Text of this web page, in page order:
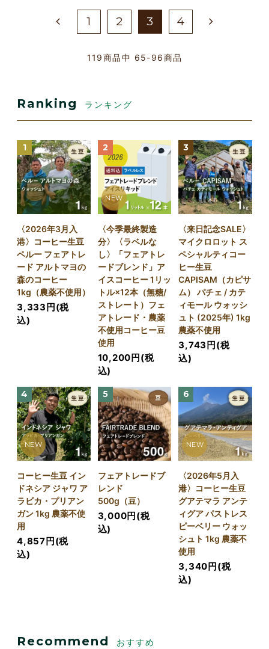
1 2 3 4
119商品中 65-96商品
Ranking ランキング
1
〈2026年3月入
港〉コーヒー生豆
ペルー フェアトレ
ード アルトマヨの
森のコーヒー
1kg（農薬不使用）
3,333円(税
込)
2
NEW
〈今季最終製造
分〉〈ラベルな
し〉「フェアトレ
ードブレンド」ア
イスコーヒー 1リッ
トル×12本（無糖/
ストレート）フェ
アトレード・農薬
不使用コーヒー豆
使用
10,200円(税
込)
3
〈来日記念SALE〉
マイクロロット ス
ペシャルティコー
ヒー生豆
CAPISAM（カピサ
ム） パチェ / カテ
ィモール ウォッシ
ュト (2025年) 1kg
農薬不使用
3,743円(税
込)
4
NEW
コーヒー生豆 イン
ドネシア ジャワ ア
ラビカ・プリアン
ガン 1kg 農薬不使
用
4,857円(税
込)
5
フェアトレードブ
レンド
500g（豆）
3,000円(税
込)
6
NEW
〈2026年5月入
港〉コーヒー生豆
グアテマラ アンテ
ィグア パストレス
ピーベリー ウォッ
シュト 1kg 農薬不
使用
3,340円(税
込)
Recommend おすすめ